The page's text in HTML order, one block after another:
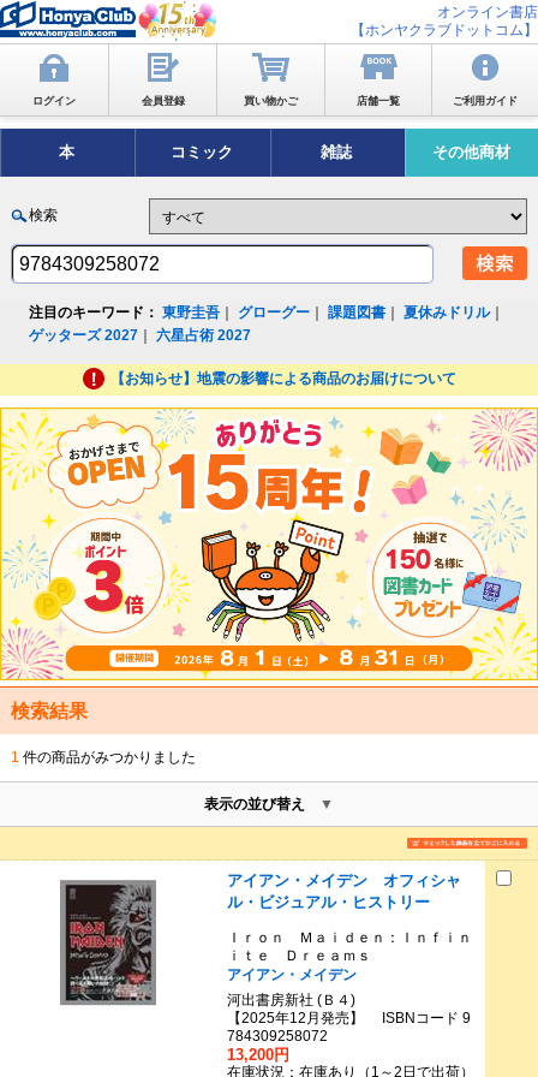
オンライン書店
【ホンヤクラブドットコム】
ログイン 会員登録 買い物かご 店舗一覧 ご利用ガイド
本 コミック 雑誌 その他商材
検索
注目のキーワード： 東野圭吾 グローグー ｜課題図書 ｜夏休みドリル｜
ゲッターズ 2027 ｜六星占術 2027
【お知らせ】地震の影響による商品のお届けについて
検索結果
1 件の商品がみつかりました
表示の並び替え
アイアン・メイデン オフィシャ
ル・ビジュアル・ヒストリー
Ｉｒｏｎ Ｍａｉｄｅｎ：Ｉｎｆｉｎ
ｉｔｅ Ｄｒｅａｍｓ
アイアン・メイデン
河出書房新社 (Ｂ４)
【2025年12月発売】 ISBNコード 9
784309258072
13,200円
在庫状況：在庫あり（1～2日で出荷）